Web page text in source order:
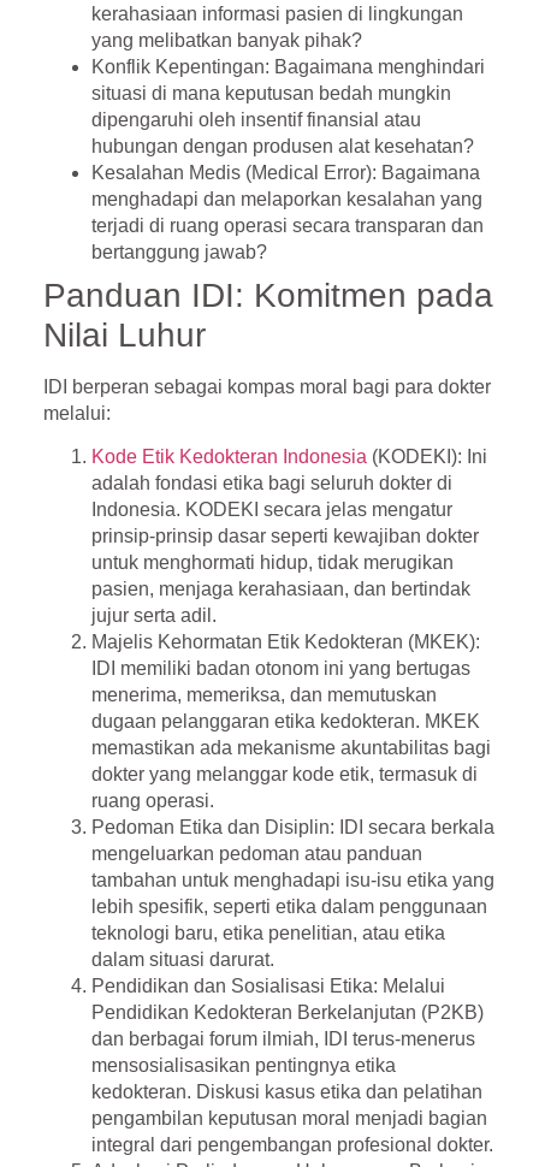
kerahasiaan informasi pasien di lingkungan
yang melibatkan banyak pihak?
Konflik Kepentingan: Bagaimana menghindari
situasi di mana keputusan bedah mungkin
dipengaruhi oleh insentif finansial atau
hubungan dengan produsen alat kesehatan?
Kesalahan Medis (Medical Error): Bagaimana
menghadapi dan melaporkan kesalahan yang
terjadi di ruang operasi secara transparan dan
bertanggung jawab?
Panduan IDI: Komitmen pada
Nilai Luhur
IDI berperan sebagai kompas moral bagi para dokter
melalui:
Kode Etik Kedokteran Indonesia (KODEKI): Ini
adalah fondasi etika bagi seluruh dokter di
Indonesia. KODEKI secara jelas mengatur
prinsip-prinsip dasar seperti kewajiban dokter
untuk menghormati hidup, tidak merugikan
pasien, menjaga kerahasiaan, dan bertindak
jujur serta adil.
Majelis Kehormatan Etik Kedokteran (MKEK):
IDI memiliki badan otonom ini yang bertugas
menerima, memeriksa, dan memutuskan
dugaan pelanggaran etika kedokteran. MKEK
memastikan ada mekanisme akuntabilitas bagi
dokter yang melanggar kode etik, termasuk di
ruang operasi.
Pedoman Etika dan Disiplin: IDI secara berkala
mengeluarkan pedoman atau panduan
tambahan untuk menghadapi isu-isu etika yang
lebih spesifik, seperti etika dalam penggunaan
teknologi baru, etika penelitian, atau etika
dalam situasi darurat.
Pendidikan dan Sosialisasi Etika: Melalui
Pendidikan Kedokteran Berkelanjutan (P2KB)
dan berbagai forum ilmiah, IDI terus-menerus
mensosialisasikan pentingnya etika
kedokteran. Diskusi kasus etika dan pelatihan
pengambilan keputusan moral menjadi bagian
integral dari pengembangan profesional dokter.